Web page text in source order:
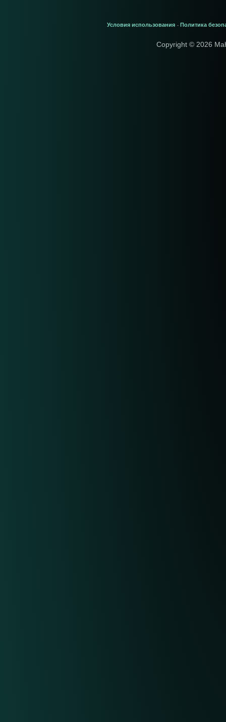
Условия использования - Политика
Copyright © 2026